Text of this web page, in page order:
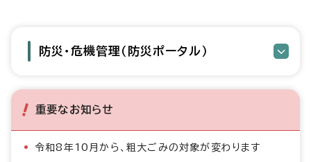
防災・危機管理（防災ポータル）
重要なお知らせ
令和8年10月から、粗大ごみの対象が変わります